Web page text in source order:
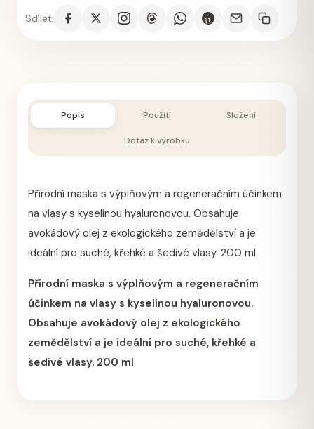
Sdílet:
Popis Použití Složení
Dotaz k výrobku
Přírodní maska ​​s výplňovým a regeneračním účinkem
na vlasy s kyselinou hyaluronovou. Obsahuje
avokádový olej z ekologického zemědělství a je
ideální pro suché, křehké a šedivé vlasy. 200 ml
Přírodní maska ​​s výplňovým a regeneračním
účinkem na vlasy s kyselinou hyaluronovou.
Obsahuje avokádový olej z ekologického
zemědělství a je ideální pro suché, křehké a
šedivé vlasy. 200 ml